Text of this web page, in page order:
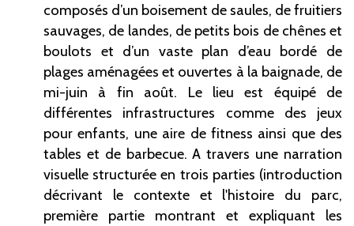
composés d’un boisement de saules, de fruitiers
sauvages, de landes, de petits bois de chênes et
boulots et d’un vaste plan d’eau bordé de
plages aménagées et ouvertes à la baignade, de
mi-juin à fin août. Le lieu est équipé de
différentes infrastructures comme des jeux
pour enfants, une aire de fitness ainsi que des
tables et de barbecue. A travers une narration
visuelle structurée en trois parties (introduction
décrivant le contexte et l'histoire du parc,
première partie montrant et expliquant les